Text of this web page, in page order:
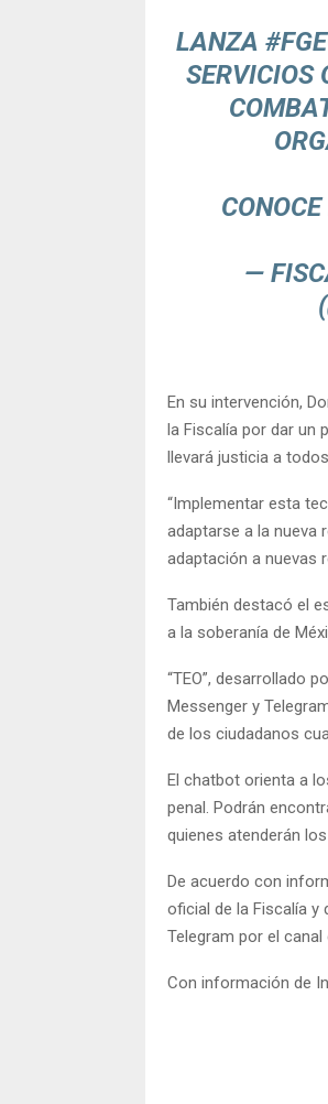
LANZA
SERVICIOS
—
En su intervención,
la Fiscalía por dar un
llevará justicia a
“Implementar esta
adaptarse a la nueva
adaptación a nuevas
También destacó el
a la soberanía de
“TEO”, desarrollado
Messenger y
de los ciudadanos
El chatbot orienta a
penal. Podrán
quienes atenderán
De acuerdo con
oficial de la Fiscalía y
Telegram por el
Con información de